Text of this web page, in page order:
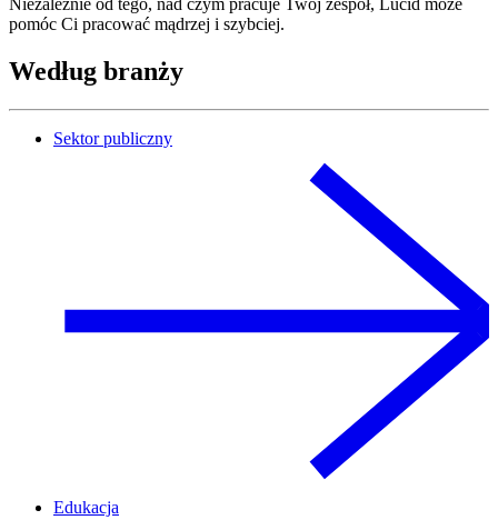
Niezależnie od tego, nad czym pracuje Twój zespół, Lucid może
pomóc Ci pracować mądrzej i szybciej.
Według branży
Sektor publiczny
Edukacja